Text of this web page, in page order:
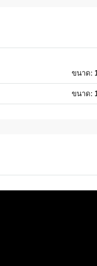
ขนาด:
ขนาด: